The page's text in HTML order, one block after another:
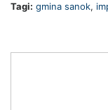
Tagi: gmina sanok,